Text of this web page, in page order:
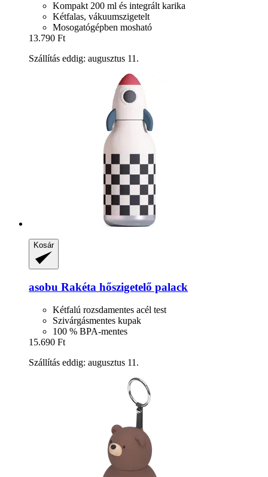
Kompakt 200 ml és integrált karika
Kétfalas, vákuumszigetelt
Mosogatógépben mosható
13.790 Ft
Szállítás eddig: augusztus 11.
Kosár
asobu Rakéta hőszigetelő palack
Kétfalú rozsdamentes acél test
Szivárgásmentes kupak
100 % BPA-mentes
15.690 Ft
Szállítás eddig: augusztus 11.